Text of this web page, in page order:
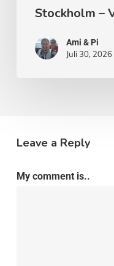
Stockholm –
Ami & Pi
Juli 30, 2026
Leave a Reply
My comment is..